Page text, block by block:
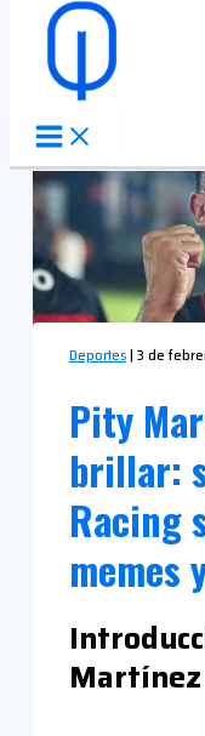
Ir al contenido
Deportes| 3 de
Pity
brillar:
Racing
memes
Martínez